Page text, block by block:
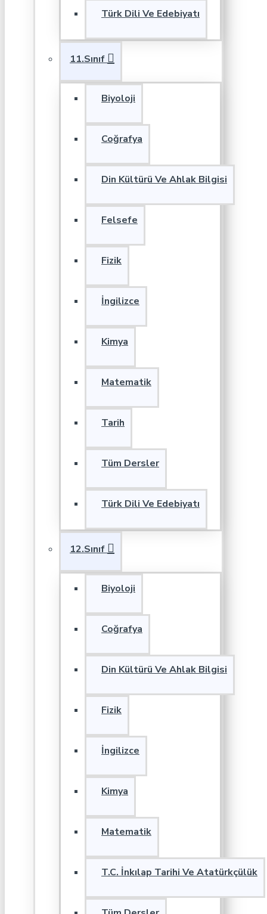
Türk Dili Ve Edebiyatı
11.Sınıf
Biyoloji
Coğrafya
Din Kültürü Ve Ahlak Bilgisi
Felsefe
Fizik
İngilizce
Kimya
Matematik
Tarih
Tüm Dersler
Türk Dili Ve Edebiyatı
12.Sınıf
Biyoloji
Coğrafya
Din Kültürü Ve Ahlak Bilgisi
Fizik
İngilizce
Kimya
Matematik
T.C. İnkılap Tarihi Ve Atatürkçülük